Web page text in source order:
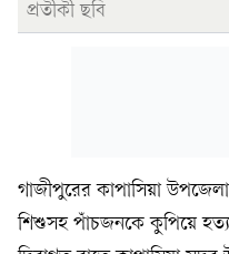
প্রতীকী ছবি
গাজীপুরের কাপাসিয়া
শিশুসহ পাঁচজনকে কুপিয়ে